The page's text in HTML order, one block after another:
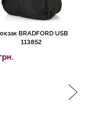
BRADFORD USB
113852